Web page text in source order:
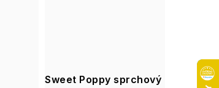
Sweet Poppy sprchový